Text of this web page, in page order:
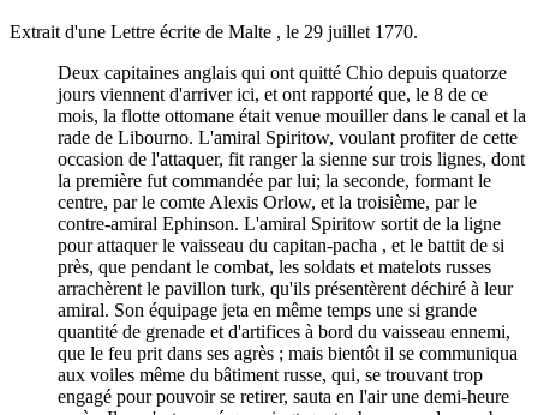
Extrait d'une Lettre écrite de Malte , le 29 juillet 1770.
Deux capitaines anglais qui ont quitté Chio depuis quatorze
jours viennent d'arriver ici, et ont rapporté que, le 8 de ce
mois, la flotte ottomane était venue mouiller dans le canal et la
rade de Libourno. L'amiral Spiritow, voulant profiter de cette
occasion de l'attaquer, fit ranger la sienne sur trois lignes, dont
la première fut commandée par lui; la seconde, formant le
centre, par le comte Alexis Orlow, et la troisième, par le
contre-amiral Ephinson. L'amiral Spiritow sortit de la ligne
pour attaquer le vaisseau du capitan-pacha , et le battit de si
près, que pendant le combat, les soldats et matelots russes
arrachèrent le pavillon turk, qu'ils présentèrent déchiré à leur
amiral. Son équipage jeta en même temps une si grande
quantité de grenade et d'artifices à bord du vaisseau ennemi,
que le feu prit dans ses agrès ; mais bientôt il se communiqua
aux voiles même du bâtiment russe, qui, se trouvant trop
engagé pour pouvoir se retirer, sauta en l'air une demi-heure